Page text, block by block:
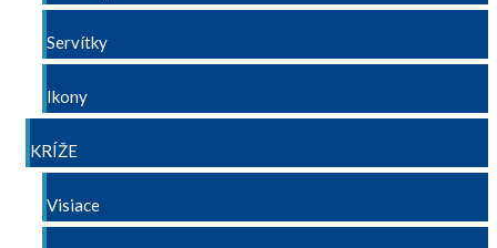
Servítky
Ikony
KRÍŽE
Visiace